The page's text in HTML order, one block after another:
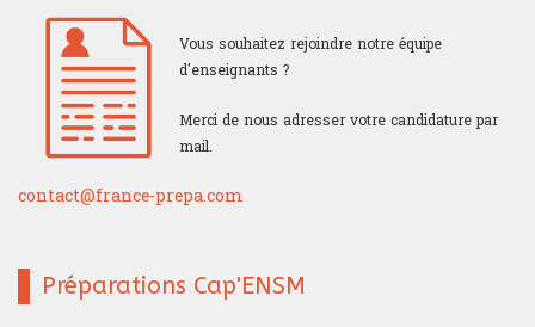
Vous souhaitez rejoindre notre équipe
d'enseignants ?
Merci de nous adresser votre candidature par
mail.
contact@france-prepa.com
Préparations Cap'ENSM